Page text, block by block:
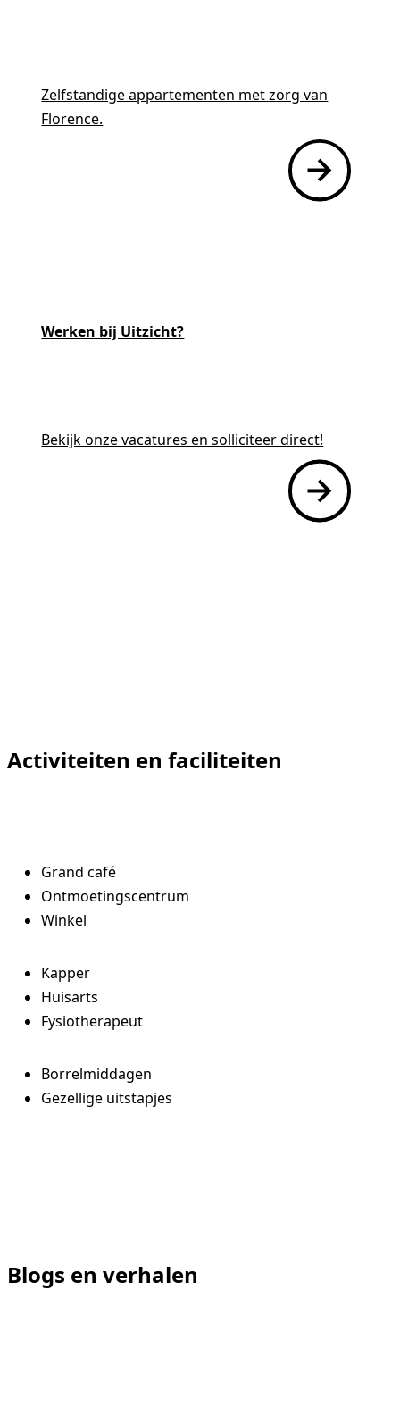
Revalidatie
Werken bij
Vrijwilligers
Zelfstandige appartementen met zorg van
Florence.
Werken bij Uitzicht?
Bekijk onze vacatures en solliciteer direct!
Activiteiten en faciliteiten
Grand café
Ontmoetingscentrum
Winkel
Kapper
Huisarts
Fysiotherapeut
Borrelmiddagen
Gezellige uitstapjes
Blogs en verhalen